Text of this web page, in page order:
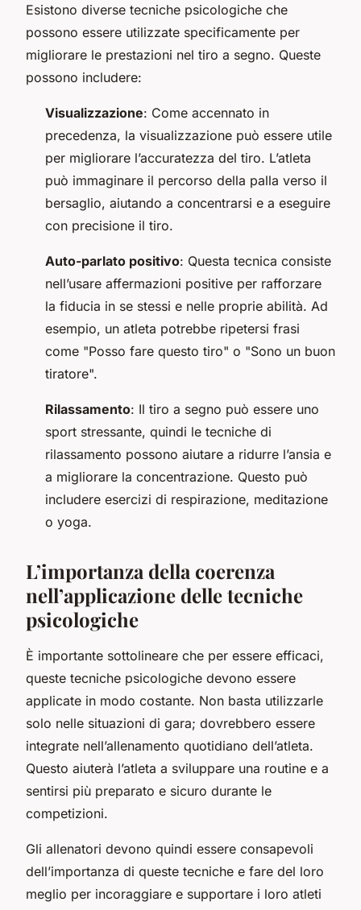
Esistono diverse tecniche psicologiche che
possono essere utilizzate specificamente per
migliorare le prestazioni nel tiro a segno. Queste
possono includere:
Visualizzazione: Come accennato in
precedenza, la visualizzazione può essere utile
per migliorare l’accuratezza del tiro. L’atleta
può immaginare il percorso della palla verso il
bersaglio, aiutando a concentrarsi e a eseguire
con precisione il tiro.
Auto-parlato positivo: Questa tecnica consiste
nell’usare affermazioni positive per rafforzare
la fiducia in se stessi e nelle proprie abilità. Ad
esempio, un atleta potrebbe ripetersi frasi
come "Posso fare questo tiro" o "Sono un buon
tiratore".
Rilassamento: Il tiro a segno può essere uno
sport stressante, quindi le tecniche di
rilassamento possono aiutare a ridurre l’ansia e
a migliorare la concentrazione. Questo può
includere esercizi di respirazione, meditazione
o yoga.
L’importanza della coerenza
nell’applicazione delle tecniche
psicologiche
È importante sottolineare che per essere efficaci,
queste tecniche psicologiche devono essere
applicate in modo costante. Non basta utilizzarle
solo nelle situazioni di gara; dovrebbero essere
integrate nell’allenamento quotidiano dell’atleta.
Questo aiuterà l’atleta a sviluppare una routine e a
sentirsi più preparato e sicuro durante le
competizioni.
Gli allenatori devono quindi essere consapevoli
dell’importanza di queste tecniche e fare del loro
meglio per incoraggiare e supportare i loro atleti